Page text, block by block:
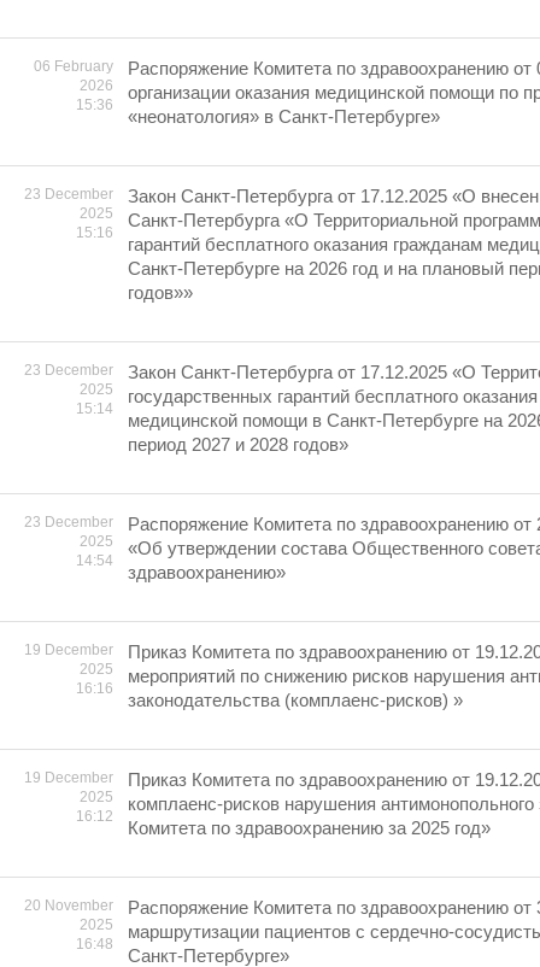
06 February
2026
15:36
Распоряжение Комитета по здравоохранению
организации оказания медицинской помощи по
«неонатология» в Санкт-Петербурге»
23 December
2025
15:16
Закон Санкт-Петербурга от 17.12.2025 «О
Санкт-Петербурга «О Территориальной
гарантий бесплатного оказания гражданам
Санкт-Петербурге на 2026 год и на плановый
годов»»
23 December
2025
15:14
Закон Санкт-Петербурга от 17.12.2025 «О
государственных гарантий бесплатного
медицинской помощи в Санкт-Петербурге на
период 2027 и 2028 годов»
23 December
2025
14:54
Распоряжение Комитета по здравоохранению
«Об утверждении состава Общественного
здравоохранению»
19 December
2025
16:16
Приказ Комитета по здравоохранению от
мероприятий по снижению рисков нарушения
законодательства (комплаенс-рисков) »
19 December
2025
16:12
Приказ Комитета по здравоохранению от
комплаенс-рисков нарушения антимонопольного
Комитета по здравоохранению за 2025 год»
20 November
2025
16:48
Распоряжение Комитета по здравоохранению
маршрутизации пациентов с сердечно-
Санкт-Петербурге»